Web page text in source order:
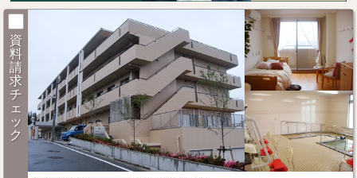
資
料
請
求
チ
ェ
ッ
ク